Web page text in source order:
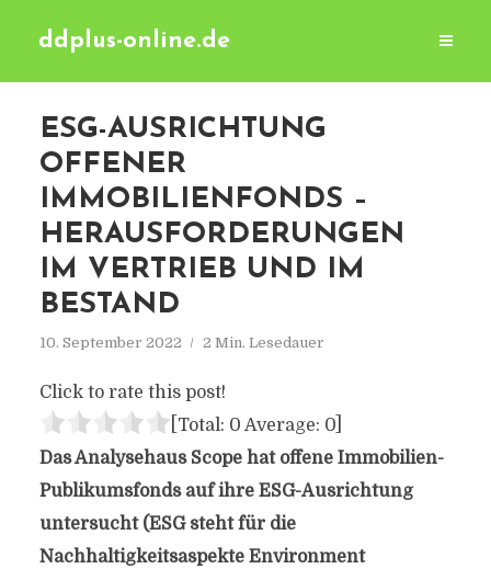
ddplus-online.de
ESG-AUSRICHTUNG
OFFENER
IMMOBILIENFONDS –
HERAUSFORDERUNGEN
IM VERTRIEB UND IM
BESTAND
10. September 2022 2 Min. Lesedauer
Click to rate this post!
[Total: 0 Average: 0]
Das Analysehaus Scope hat offene Immobilien-
Publikumsfonds auf ihre ESG-Ausrichtung
untersucht (ESG steht für die
Nachhaltigkeitsaspekte Environment